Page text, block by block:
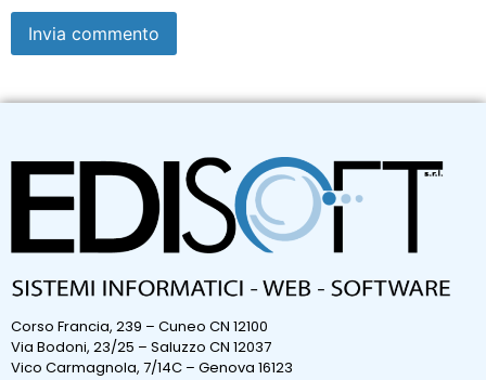
Corso Francia, 239 – Cuneo CN 12100
Via Bodoni, 23/25 – Saluzzo CN 12037
Vico Carmagnola, 7/14C – Genova 16123